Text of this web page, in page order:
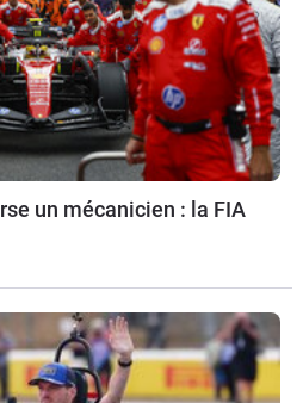
un mécanicien : la FIA